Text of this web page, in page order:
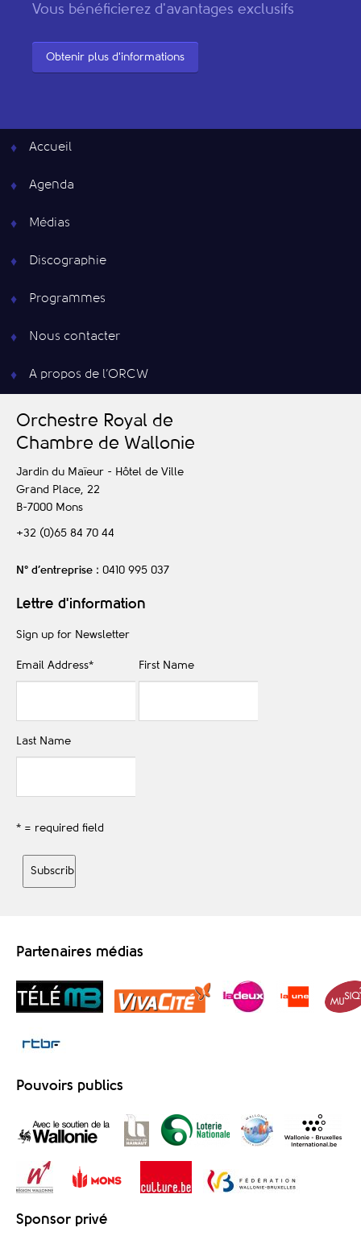
Vous bénéficierez d'avantages exclusifs
Obtenir plus d'informations
Accueil
Agenda
Médias
Discographie
Programmes
Nous contacter
A propos de l’ORCW
Orchestre Royal de
Chambre de Wallonie
Jardin du Maïeur - Hôtel de Ville
Grand Place, 22
B-7000 Mons
+32 (0)65 84 70 44
N° d’entreprise : 0410 995 037
Lettre d'information
Sign up for Newsletter
Email Address* First Name
Last Name
* = required field
Partenaires médias
Pouvoirs publics
Sponsor privé